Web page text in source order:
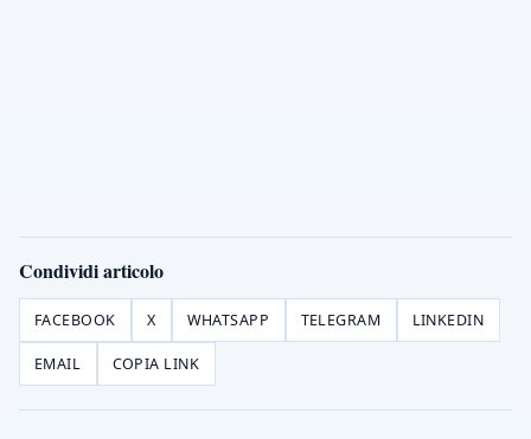
Condividi articolo
FACEBOOK X WHATSAPP TELEGRAM LINKEDIN
EMAIL COPIA LINK